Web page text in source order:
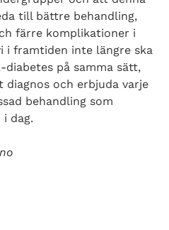
till bättre behandling,
färre komplikationer i
i framtiden inte längre ska
på samma sätt,
och erbjuda varje
behandling som
dag.